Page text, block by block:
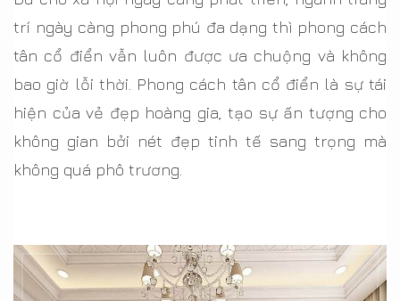
trí ngày càng phong phú đa dạng thì phong cách
tân cổ điển vẫn luôn được ưa chuộng và không
bao giờ lỗi thời. Phong cách tân cổ điển là sự tái
hiện của vẻ đẹp hoàng gia, tạo sự ấn tượng cho
không gian bởi nét đẹp tinh tế sang trọng mà
không quá phô trương.